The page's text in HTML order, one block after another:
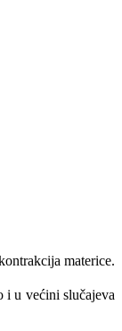
materice.
i u većini slučajeva